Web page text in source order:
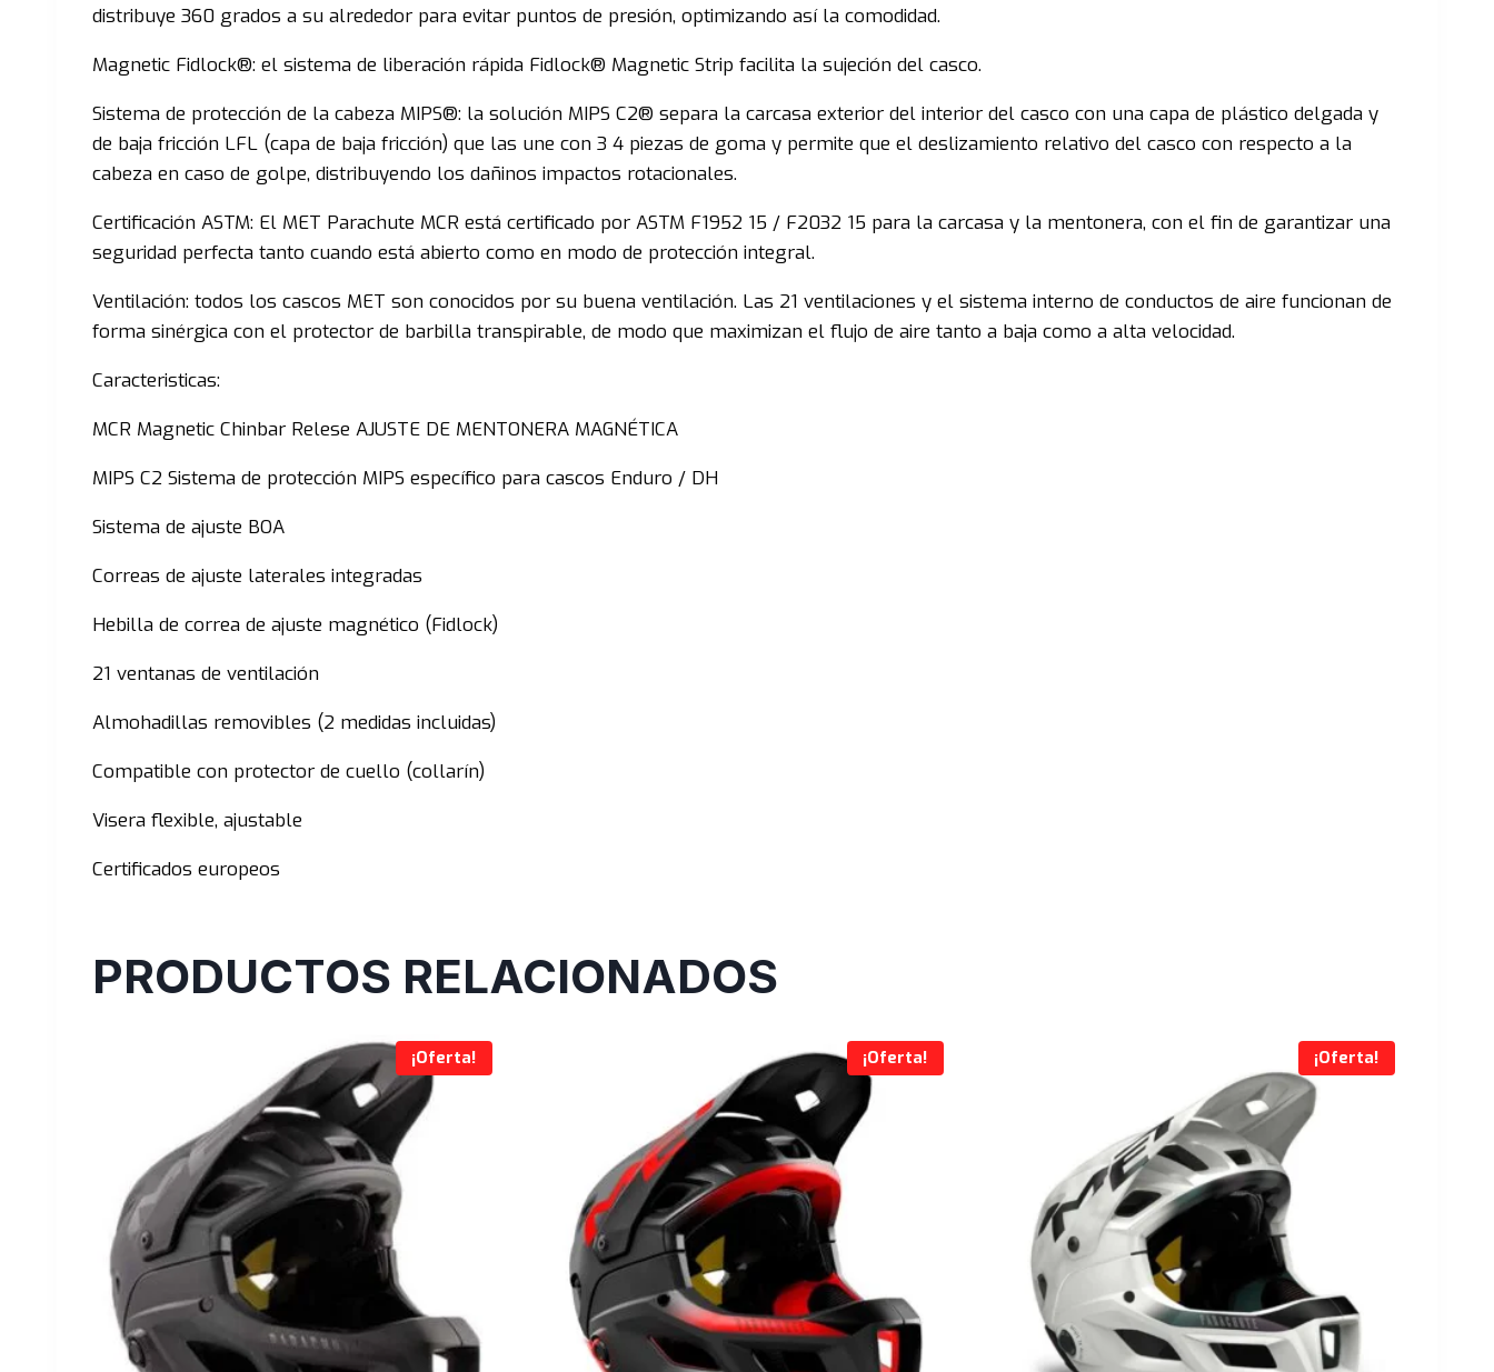
distribuye 360 grados a su alrededor para evitar puntos de presión, optimizando así la comodidad.
Magnetic Fidlock®: el sistema de liberación rápida Fidlock® Magnetic Strip facilita la sujeción del casco.
Sistema de protección de la cabeza MIPS®: la solución MIPS C2® separa la carcasa exterior del interior del casco con una capa de plástico delgada y
de baja fricción LFL (capa de baja fricción) que las une con 3 4 piezas de goma y permite que el deslizamiento relativo del casco con respecto a la
cabeza en caso de golpe, distribuyendo los dañinos impactos rotacionales.
Certificación ASTM: El MET Parachute MCR está certificado por ASTM F1952 15 / F2032 15 para la carcasa y la mentonera, con el fin de garantizar una
seguridad perfecta tanto cuando está abierto como en modo de protección integral.
Ventilación: todos los cascos MET son conocidos por su buena ventilación. Las 21 ventilaciones y el sistema interno de conductos de aire funcionan de
forma sinérgica con el protector de barbilla transpirable, de modo que maximizan el flujo de aire tanto a baja como a alta velocidad.
Caracteristicas:
MCR Magnetic Chinbar Relese AJUSTE DE MENTONERA MAGNÉTICA
MIPS C2 Sistema de protección MIPS específico para cascos Enduro / DH
Sistema de ajuste BOA
Correas de ajuste laterales integradas
Hebilla de correa de ajuste magnético (Fidlock)
21 ventanas de ventilación
Almohadillas removibles (2 medidas incluidas)
Compatible con protector de cuello (collarín)
Visera flexible, ajustable
Certificados europeos
PRODUCTOS RELACIONADOS
¡Oferta! ¡Oferta! ¡Oferta!